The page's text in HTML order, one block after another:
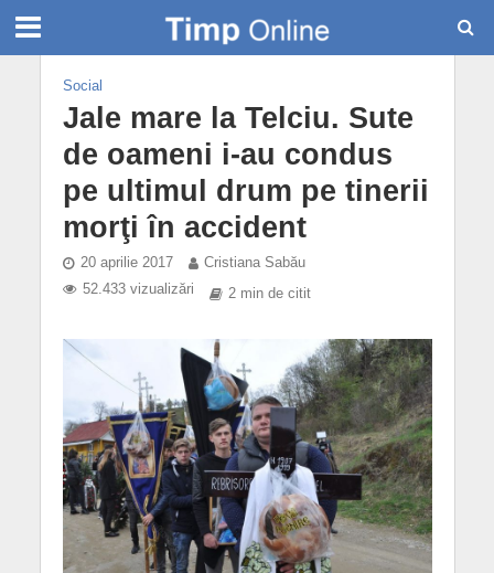
Social
Jale mare la Telciu. Sute
de oameni i-au condus
pe ultimul drum pe tinerii
morţi în accident
20 aprilie 2017
Cristiana Sabău
52.433 vizualizări
2 min de citit